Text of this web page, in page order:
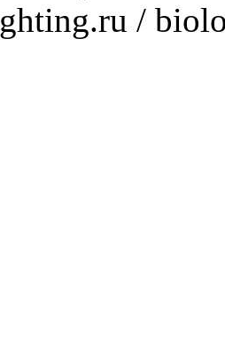
/